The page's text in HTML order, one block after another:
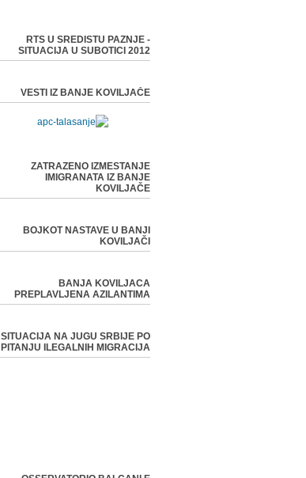
RTS U SREDISTU PAZNJE -
SITUACIJA U SUBOTICI 2012
VESTI IZ BANJE KOVILJAČE
ZATRAZENO IZMESTANJE
IMIGRANATA IZ BANJE
KOVILJAČE
BOJKOT NASTAVE U BANJI
KOVILJAČI
BANJA KOVILJACA
PREPLAVLJENA AZILANTIMA
SITUACIJA NA JUGU SRBIJE PO
PITANJU ILEGALNIH MIGRACIJA